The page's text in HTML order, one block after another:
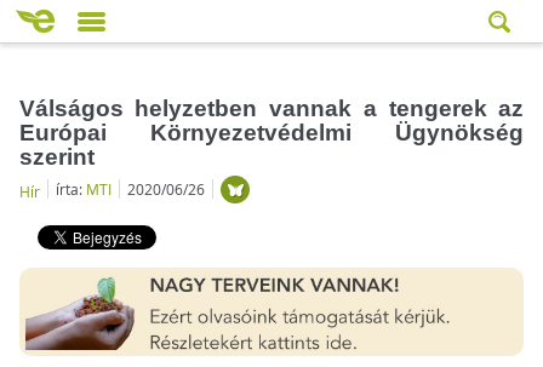
Válságos helyzetben vannak a tengerek az
Európai Környezetvédelmi Ügynökség
szerint
Hír írta: MTI 2020/06/26